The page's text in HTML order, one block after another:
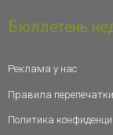
Бюллетень
Реклама у нас
Правила перепечатки
Политика